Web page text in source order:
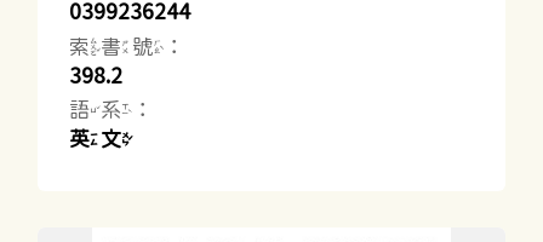
0399236244
索書號：
398.2
語系：
英文